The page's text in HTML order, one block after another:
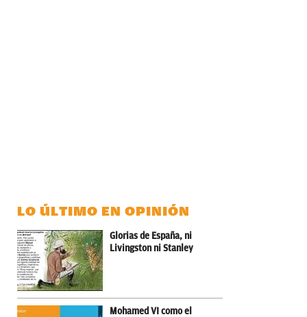
LO ÚLTIMO EN OPINIÓN
Glorias de España, ni
Livingston ni Stanley
Mohamed VI como el